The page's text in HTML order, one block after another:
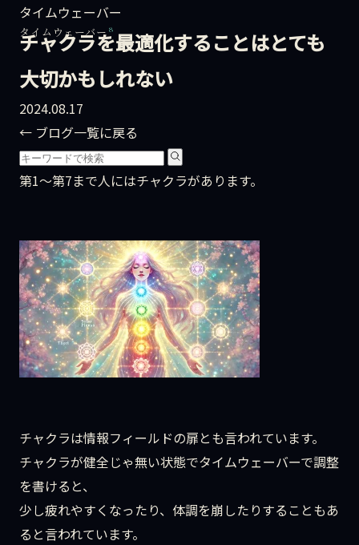
タイムウェーバー 8
タイムウェーバー
チャクラを最適化することはとても
大切かもしれない
2024.08.17
← ブログ一覧に戻る
第1～第7まで人にはチャクラがあります。
チャクラは情報フィールドの扉とも言われています。
チャクラが健全じゃ無い状態でタイムウェーバーで調整
を書けると、
少し疲れやすくなったり、体調を崩したりすることもあ
ると言われています。